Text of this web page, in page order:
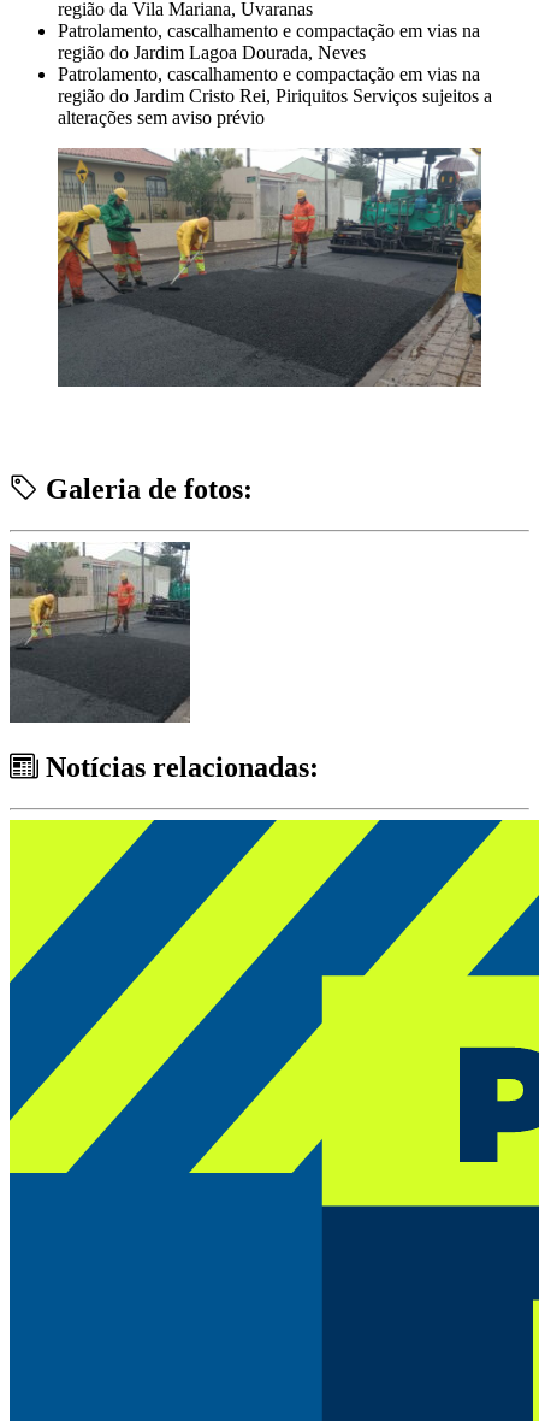
região da Vila Mariana, Uvaranas
Patrolamento, cascalhamento e compactação em vias na
região do Jardim Lagoa Dourada, Neves
Patrolamento, cascalhamento e compactação em vias na
região do Jardim Cristo Rei, Piriquitos Serviços sujeitos a
alterações sem aviso prévio
Galeria de fotos:
Notícias relacionadas: